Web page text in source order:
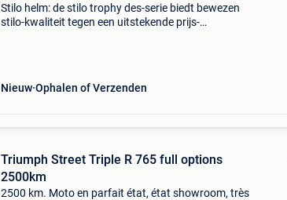
Stilo helm: de stilo trophy des-serie biedt bewezen
stilo-kwaliteit tegen een uitstekende prijs-
Nieuw Ophalen of Verzenden
Triumph Street Triple R 765 full options
2500km
2500 km. Moto en parfait état, état showroom, très